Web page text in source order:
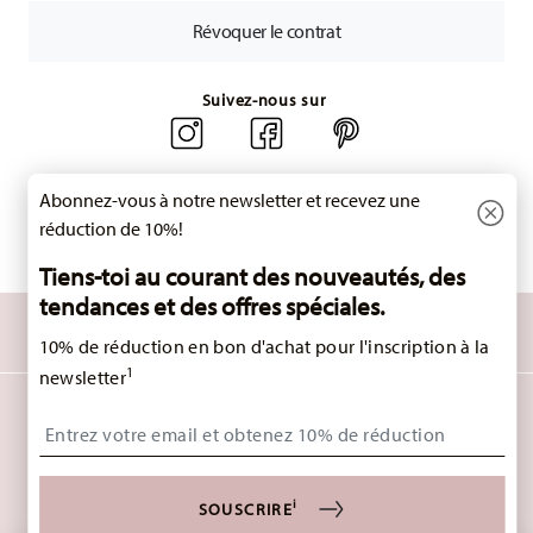
Pour les retours, veuillez utiliser notre
Révoquer le contrat
Suivez-nous sur
DÉCOUVREZ TOUTES NOS MARQUES
Beauté et fonctionnalité pour votre maison
MODIFIER LE CONSENTEMENT AUX COOKIES
TOUS LES PRIX AVEC TVA INCLUS ETPLUS FRAIS D'EXPÉDITION.
COMMANDE. LE BON D'ACHAT NE PEUT PAS ÊTRE CUMULÉ AVEC D'AUTRES OFFRES
OU PROMOTIONS ET NE PEUT PAS ÊTRE DÉDUIT RÉTROSPECTIVEMENT. PAS DE
Abonnez-vous à notre newsletter et recevez une
réduction de 10%!
Tiens-toi au courant des nouveautés, des
tendances et des offres spéciales.
10% de réduction en bon d'achat pour l'inscription à la
newsletter1
SOUSCRIREi